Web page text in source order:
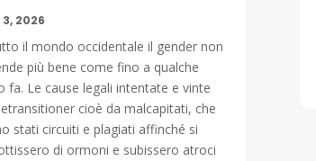
2026
il mondo occidentale il gender non
più bene come fino a qualche
fa. Le cause legali intentate e vinte
cioè da malcapitati, che
stati circuiti e plagiati affinché si
di ormoni e subissero atroci